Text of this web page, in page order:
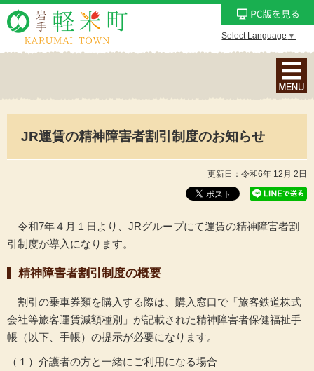
Select Language ▼
ナ
ビ
ン
メ
ュ
JR運賃の精神障害者割引制度のお知らせ
更新日：令和6年 12月 2日
令和7年４月１日より、JRグループにて運賃の精神障害者割
引制度が導入になります。
精神障害者割引制度の概要
割引の乗車券類を購入する際は、購入窓口で「旅客鉄道株式
会社等旅客運賃減額種別」が記載された精神障害者保健福祉手
帳（以下、手帳）の提示が必要になります。
（１）介護者の方と一緒にご利用になる場合